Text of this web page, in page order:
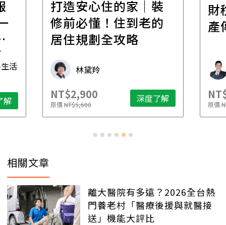
活
解
打造安心住的家｜裝
修前必懂！住到老的
居住規劃全攻略
林黛羚
NT$2,900
原價NT$5,600 深度了解
財
產
原價
相關文章
離大醫院有多遠？2026全台熱
門養老村「醫療後援與就醫接
送」機能大評比